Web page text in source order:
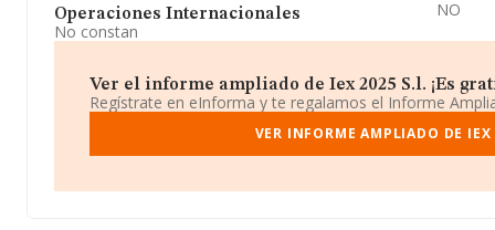
Operaciones Internacionales
No constan
NO
Ver el informe ampliado de Iex 2025 S.l. ¡Es
Regístrate en eInforma y te regalamos el Informe
VER INFORME AMPLIADO DE